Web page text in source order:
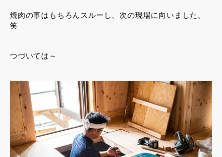
焼肉の事はもちろんスルーし、次の現場に向いました。
笑
つづいては～